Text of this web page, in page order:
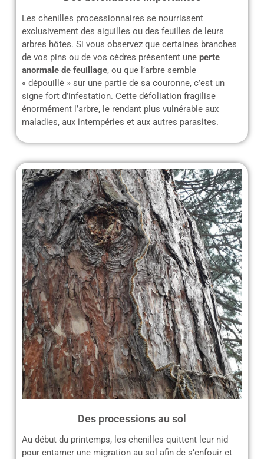
Les chenilles processionnaires se nourrissent
exclusivement des aiguilles ou des feuilles de leurs
arbres hôtes. Si vous observez que certaines branches
de vos pins ou de vos cèdres présentent une perte
anormale de feuillage, ou que l’arbre semble
« dépouillé » sur une partie de sa couronne, c’est un
signe fort d’infestation. Cette défoliation fragilise
énormément l’arbre, le rendant plus vulnérable aux
maladies, aux intempéries et aux autres parasites.
Des processions au sol
Au début du printemps, les chenilles quittent leur nid
pour entamer une migration au sol afin de s’enfouir et